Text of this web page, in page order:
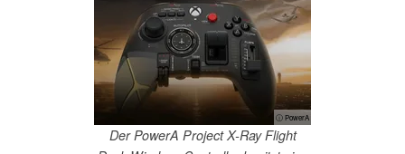
ⓘ PowerA
Der PowerA Project X-Ray Flight